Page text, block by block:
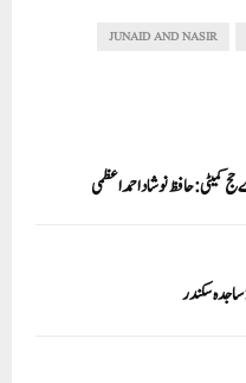
JUNAID AND NASIR